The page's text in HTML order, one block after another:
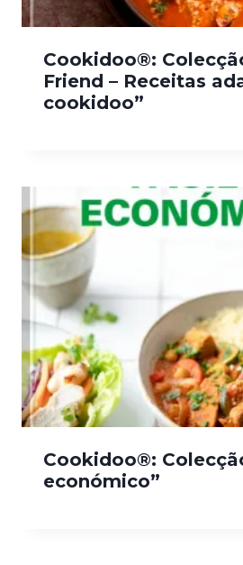
Cookidoo®:
Friend – Receitas
cookidoo”
Cookidoo®:
económico”